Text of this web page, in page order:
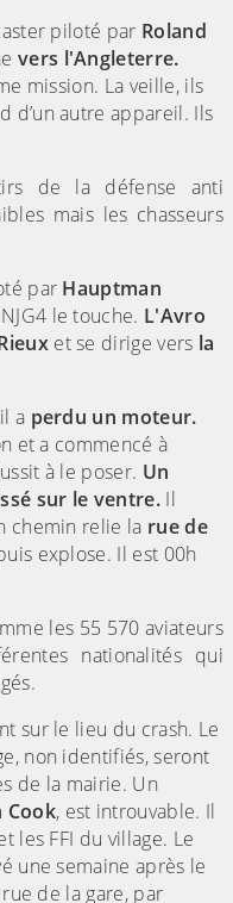
piloté par Roland
vers l'Angleterre.
mission. La veille, ils
d’un autre appareil. Ils
de la défense anti
mais les chasseurs
par Hauptman
le touche. L'Avro
et se dirige vers la
a perdu un moteur.
et a commencé à
à le poser. Un
sur le ventre. Il
chemin relie la rue de
explose. Il est 00h
les 55 570 aviateurs
nationalités qui
sur le lieu du crash. Le
non identifiés, seront
de la mairie. Un
Cook, est introuvable. Il
les FFI du village. Le
une semaine après le
de la gare, par